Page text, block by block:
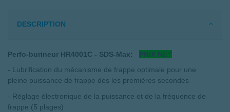
DESCRIPTION
Perfo-burineur HR4001C - SDS-Max: PRIX NET
- Lubrification du mécanisme de frappe optimale pour une
pleine puissance de frappe dès les premières secondes
- Réglage électronique de la puissance et de la fréquence de
frappe (5 plages)